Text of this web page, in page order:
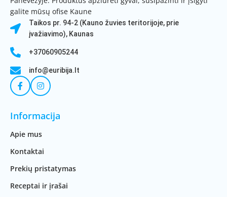
galite mūsų ofise Kaune
Taikos pr. 94-2 (Kauno žuvies teritorijoje, prie
įvažiavimo), Kaunas
+37060905244
info@euribija.lt
Informacija
Apie mus
Kontaktai
Prekių pristatymas
Receptai ir įrašai